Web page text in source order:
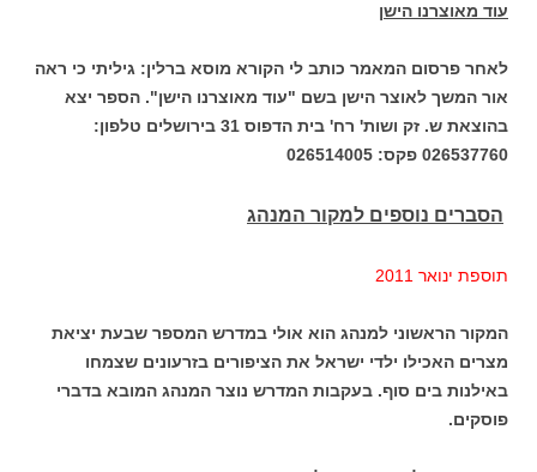
עוד מאוצרנו הישן
לאחר פרסום המאמר כותב לי הקורא מוסא ברלין: גיליתי כי ראה
אור המשך לאוצר הישן בשם "עוד מאוצרנו הישן". הספר יצא
בהוצאת ש. זק ושות' רח' בית הדפוס 31 בירושלים טלפון:
026537760 פקס: 026514005
הסברים נוספים למקור המנהג
תוספת ינואר 2011
המקור הראשוני למנהג הוא אולי במדרש המספר שבעת יציאת
מצרים האכילו ילדי ישראל את הציפורים בזרעונים שצמחו
באילנות בים סוף. בעקבות המדרש נוצר המנהג המובא בדברי
פוסקים.